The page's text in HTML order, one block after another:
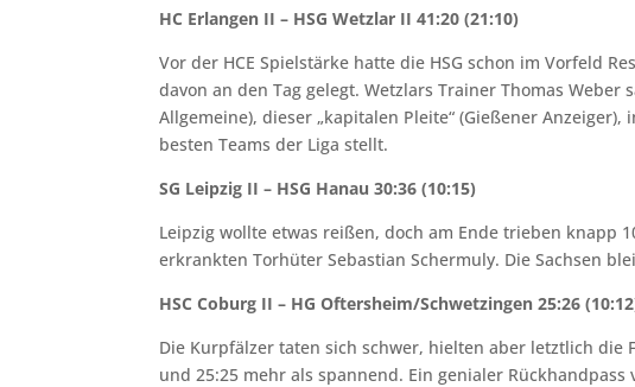
HC Erlangen II – HSG Wetzlar II 41:20 (21:10)
Vor der HCE Spielstärke hatte die HSG schon im Vorfeld
davon an den Tag gelegt. Wetzlars Trainer Thomas Weber
Allgemeine), dieser „kapitalen Pleite“ (Gießener
besten Teams der Liga stellt.
SG Leipzig II – HSG Hanau 30:36 (10:15)
Leipzig wollte etwas reißen, doch am Ende trieben knapp
erkrankten Torhüter Sebastian Schermuly. Die Sachsen
HSC Coburg II – HG Oftersheim/Schwetzingen 25:26
Die Kurpfälzer taten sich schwer, hielten aber letztlich die
und 25:25 mehr als spannend. Ein genialer